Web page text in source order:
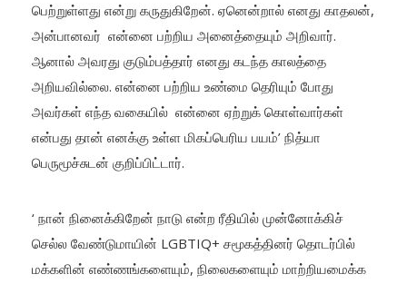
பெற்றுள்ளது என்று கருதுகிறேன். ஏனென்றால் எனது காதலன்,
அன்பானவர் என்னை பற்றிய அனைத்தையும் அறிவார்.
ஆனால் அவரது குடும்பத்தார் எனது கடந்த காலத்தை
அறியவில்லை. என்னை பற்றிய உண்மை தெரியும் போது
அவர்கள் எந்த வகையில் என்னை ஏற்றுக் கொள்வார்கள்
என்பது தான் எனக்கு உள்ள மிகப்பெரிய பயம்’ நித்யா
பெருமூச்சுடன் குறிப்பிட்டார்.
‘ நான் நினைக்கிறேன் நாடு என்ற ரீதியில் முன்னோக்கிச்
செல்ல வேண்டுமாயின் LGBTIQ+ சமூகத்தினர் தொடர்பில்
மக்களின் எண்ணங்களையும், நிலைகளையும் மாற்றியமைக்க